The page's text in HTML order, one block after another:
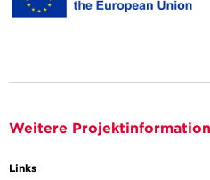
Weitere
Links